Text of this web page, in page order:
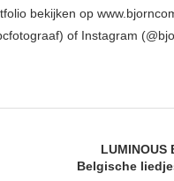
bekijken op
of Instagram
LUMINOUS
Belgische